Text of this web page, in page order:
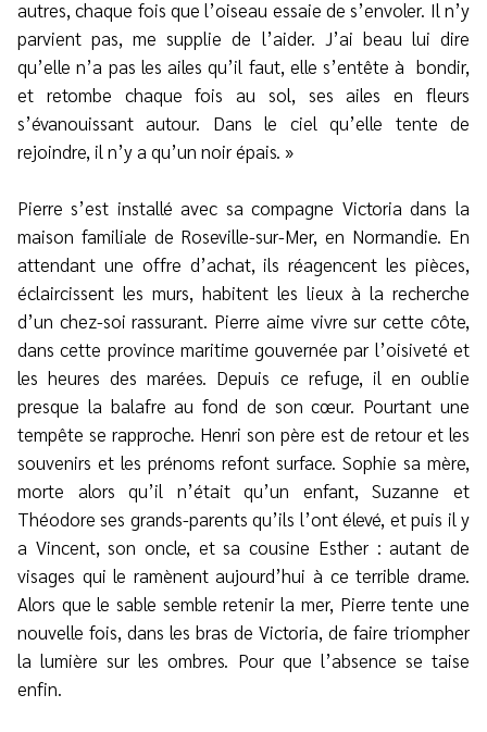
autres, chaque fois que l’oiseau essaie de s’envoler. Il n’y
parvient pas, me supplie de l’aider. J’ai beau lui dire
qu’elle n’a pas les ailes qu’il faut, elle s’entête à bondir,
et retombe chaque fois au sol, ses ailes en fleurs
s’évanouissant autour. Dans le ciel qu’elle tente de
rejoindre, il n’y a qu’un noir épais. »
Pierre s’est installé avec sa compagne Victoria dans la
maison familiale de Roseville-sur-Mer, en Normandie. En
attendant une offre d’achat, ils réagencent les pièces,
éclaircissent les murs, habitent les lieux à la recherche
d’un chez-soi rassurant. Pierre aime vivre sur cette côte,
dans cette province maritime gouvernée par l’oisiveté et
les heures des marées. Depuis ce refuge, il en oublie
presque la balafre au fond de son cœur. Pourtant une
tempête se rapproche. Henri son père est de retour et les
souvenirs et les prénoms refont surface. Sophie sa mère,
morte alors qu’il n’était qu’un enfant, Suzanne et
Théodore ses grands-parents qu’ils l’ont élevé, et puis il y
a Vincent, son oncle, et sa cousine Esther : autant de
visages qui le ramènent aujourd’hui à ce terrible drame.
Alors que le sable semble retenir la mer, Pierre tente une
nouvelle fois, dans les bras de Victoria, de faire triompher
la lumière sur les ombres. Pour que l’absence se taise
enfin.